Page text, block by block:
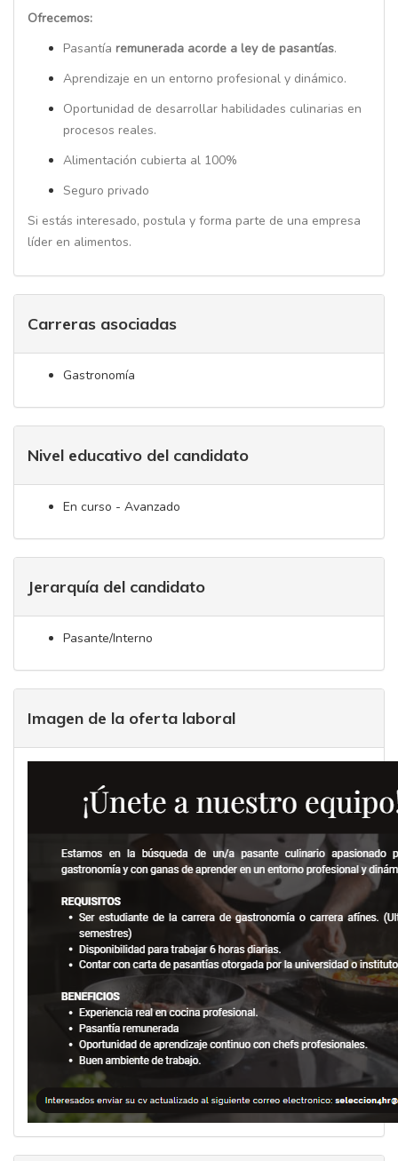
Ofrecemos:
Pasantía remunerada acorde a ley de pasantías.
Aprendizaje en un entorno profesional y dinámico.
Oportunidad de desarrollar habilidades culinarias en
procesos reales.
Alimentación cubierta al 100%
Seguro privado
Si estás interesado, postula y forma parte de una empresa
líder en alimentos.
Carreras asociadas
Gastronomía
Nivel educativo del candidato
En curso - Avanzado
Jerarquía del candidato
Pasante/Interno
Imagen de la oferta laboral